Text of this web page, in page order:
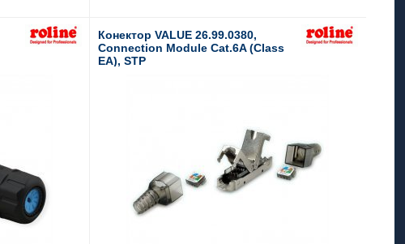
Конектор VALUE 26.99.0380,
Connection Module Cat.6A (Class
EA), STP